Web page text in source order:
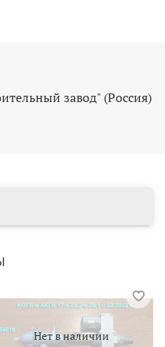
газового клапана
завод" (Росcия)
Нет в наличии